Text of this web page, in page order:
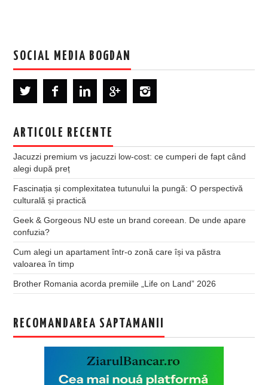
SOCIAL MEDIA BOGDAN
ARTICOLE RECENTE
Jacuzzi premium vs jacuzzi low-cost: ce cumperi de fapt când
alegi după preț
Fascinația și complexitatea tutunului la pungă: O perspectivă
culturală și practică
Geek & Gorgeous NU este un brand coreean. De unde apare
confuzia?
Cum alegi un apartament într-o zonă care își va păstra
valoarea în timp
Brother Romania acorda premiile „Life on Land” 2026
RECOMANDAREA SAPTAMANII